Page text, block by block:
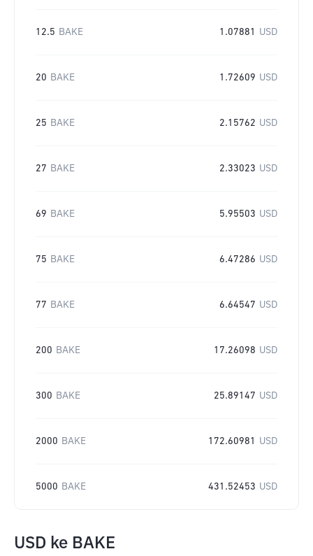
12.5 BAKE 1.07881 USD
20 BAKE 1.72609 USD
25 BAKE 2.15762 USD
27 BAKE 2.33023 USD
69 BAKE 5.95503 USD
75 BAKE 6.47286 USD
77 BAKE 6.64547 USD
200 BAKE 17.26098 USD
300 BAKE 25.89147 USD
2000 BAKE 172.60981 USD
5000 BAKE 431.52453 USD
USD ke BAKE